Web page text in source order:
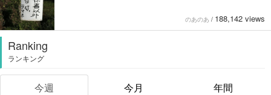
のあのあ / 188,142 views
Ranking
ランキング
今週 今月 年間